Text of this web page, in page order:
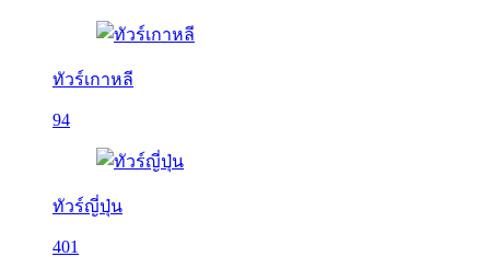
ทัวร์เกาหลี
94
ทัวร์ญี่ปุ่น
401